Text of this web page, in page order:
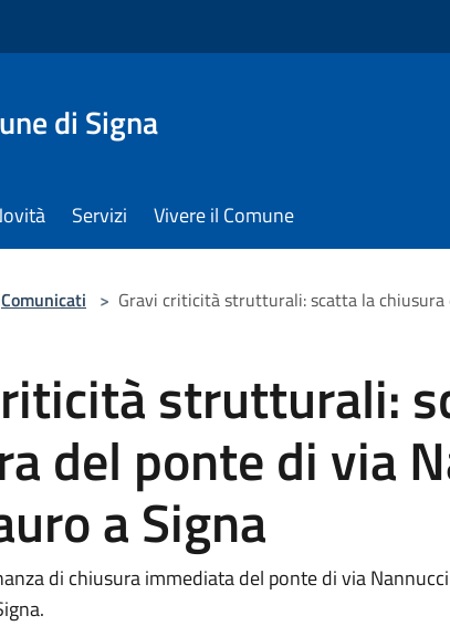
di Signa
Servizi Vivere il Comune
Comunicati > Gravi criticità strutturali: scatta la chiusura
strutturali:
del ponte di via
a Signa
di chiusura immediata del ponte di via